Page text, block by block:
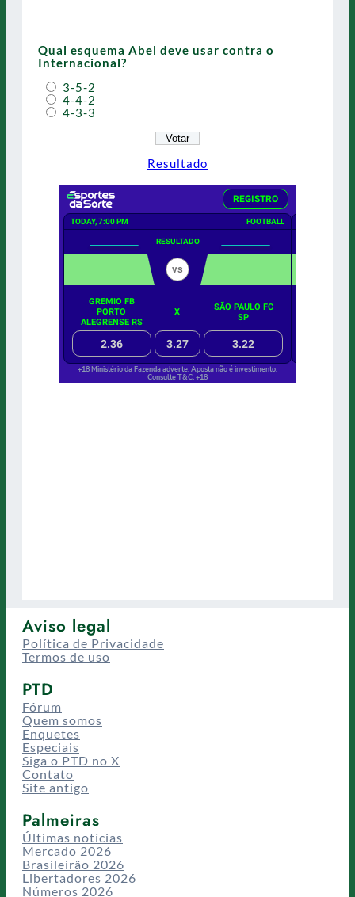
Qual esquema Abel deve usar contra o
Internacional?
3-5-2
4-4-2
4-3-3
Resultado
Aviso legal
Política de Privacidade
Termos de uso
PTD
Fórum
Quem somos
Enquetes
Especiais
Siga o PTD no X
Contato
Site antigo
Palmeiras
Últimas notícias
Mercado 2026
Brasileirão 2026
Libertadores 2026
Números 2026